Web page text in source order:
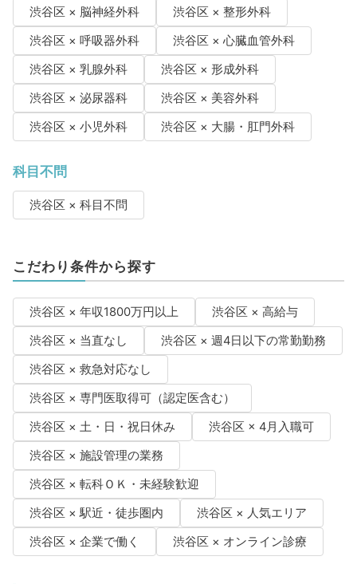
渋谷区 × 脳神経外科
渋谷区 × 整形外科
渋谷区 × 呼吸器外科
渋谷区 × 心臓血管外科
渋谷区 × 乳腺外科
渋谷区 × 形成外科
渋谷区 × 泌尿器科
渋谷区 × 美容外科
渋谷区 × 小児外科
渋谷区 × 大腸・肛門外科
科目不問
渋谷区 × 科目不問
こだわり条件から探す
渋谷区 × 年収1800万円以上
渋谷区 × 高給与
渋谷区 × 当直なし
渋谷区 × 週4日以下の常勤勤務
渋谷区 × 救急対応なし
渋谷区 × 専門医取得可（認定医含む）
渋谷区 × 土・日・祝日休み
渋谷区 × 4月入職可
渋谷区 × 施設管理の業務
渋谷区 × 転科ＯＫ・未経験歓迎
渋谷区 × 駅近・徒歩圏内
渋谷区 × 人気エリア
渋谷区 × 企業で働く
渋谷区 × オンライン診療